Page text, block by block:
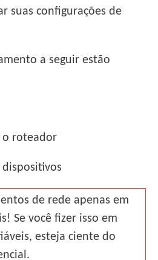
suas configurações de
a seguir estão
o roteador
dispositivos
de rede apenas em
Se você fizer isso em
esteja ciente do